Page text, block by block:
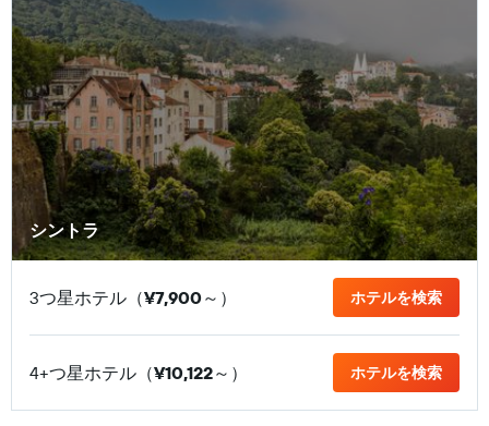
シントラ
3つ星ホテル（¥7,900​～） ホテルを検索
4+つ星ホテル（¥10,122​～） ホテルを検索